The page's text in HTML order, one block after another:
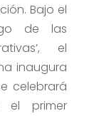
Bajo el
de las
el
inaugura
celebrará
el primer